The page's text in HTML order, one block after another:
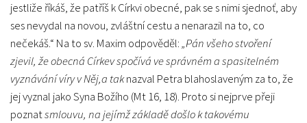
jestliže říkáš, že patříš k Církvi obecné, pak se s nimi sjednoť, aby
ses nevydal na novou, zvláštní cestu a nenarazil na to, co
nečekáš.“ Na to sv. Maxim odpověděl:„Pán všeho stvoření
zjevil, že obecná Církev spočívá ve správném a spasitelném
vyznávání víry v Něj,a taknazval Petra blahoslaveným za to, že
jej vyznal jako Syna Božího (Mt 16, 18). Proto si nejprve přeji
poznatsmlouvu, na jejímž základě došlo k takovému